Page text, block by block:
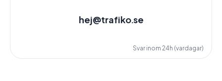
hej@trafiko.se
Svar inom 24h (vardagar)